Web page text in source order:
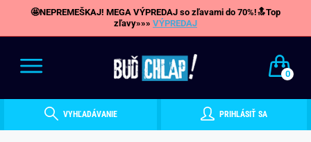
🤩NEPREMEŠKAJ! MEGA VÝPREDAJ so zľavami do 70%!🔝Top
zľavy»»» VÝPREDAJ
0
VYHĽADÁVANIE PRIHLÁSIŤ SA